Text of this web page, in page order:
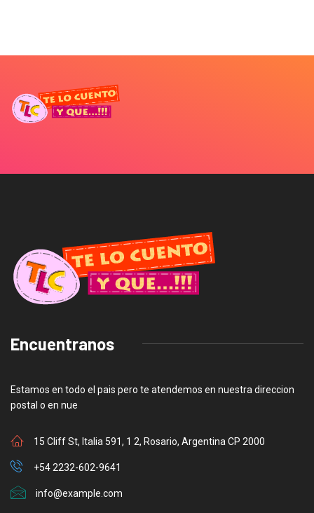
Encuentranos
Estamos en todo el pais pero te atendemos en nuestra direccion
postal o en nue
15 Cliff St, Italia 591, 1 2, Rosario, Argentina CP 2000
+54 2232-602-9641
info@example.com